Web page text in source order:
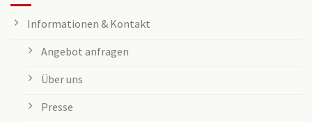
Informationen & Kontakt
Angebot anfragen
Über uns
Presse